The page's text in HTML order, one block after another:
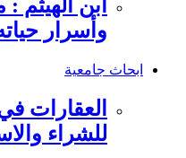
ابن
وأسرار
ابحاث جامعية
للشراء